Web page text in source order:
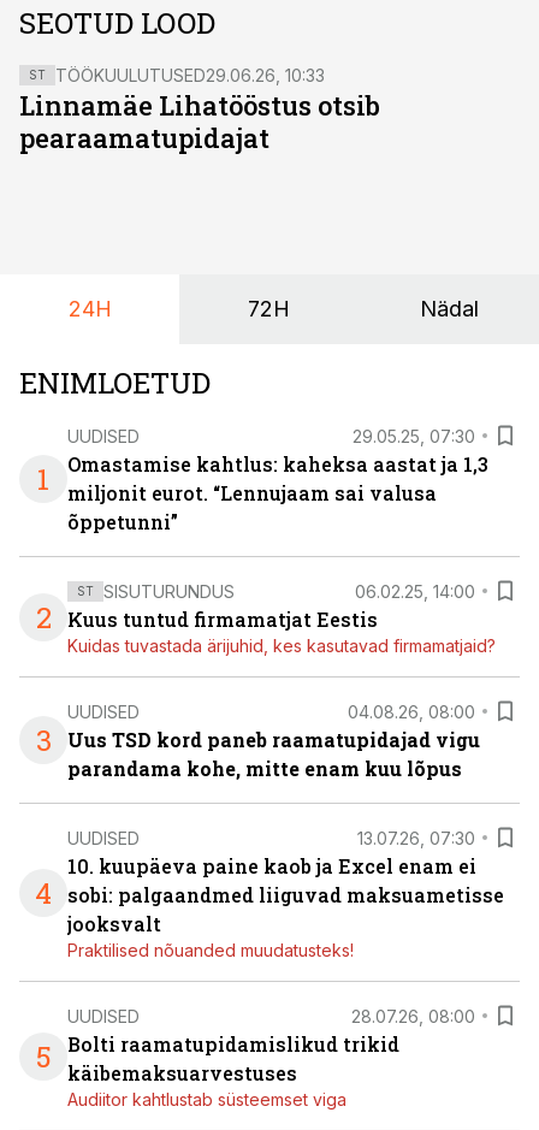
SEOTUD LOOD
ST TÖÖKUULUTUSED29.06.26, 10:33
Linnamäe Lihatööstus otsib
pearaamatupidajat
24H 72H Nädal
ENIMLOETUD
1
UUDISED 29.05.25, 07:30
Omastamise kahtlus: kaheksa aastat ja 1,3
miljonit eurot. “Lennujaam sai valusa
õppetunni”
2
ST SISUTURUNDUS 06.02.25, 14:00
Kuus tuntud firmamatjat Eestis
Kuidas tuvastada ärijuhid, kes kasutavad firmamatjaid?
3
UUDISED 04.08.26, 08:00
Uus TSD kord paneb raamatupidajad vigu
parandama kohe, mitte enam kuu lõpus
4
UUDISED 13.07.26, 07:30
10. kuupäeva paine kaob ja Excel enam ei
sobi: palgaandmed liiguvad maksuametisse
jooksvalt
Praktilised nõuanded muudatusteks!
5
UUDISED 28.07.26, 08:00
Bolti raamatupidamislikud trikid
käibemaksuarvestuses
Audiitor kahtlustab süsteemset viga